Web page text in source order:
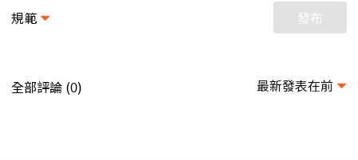
規範 發布
全部評論 (0) 最新發表在前